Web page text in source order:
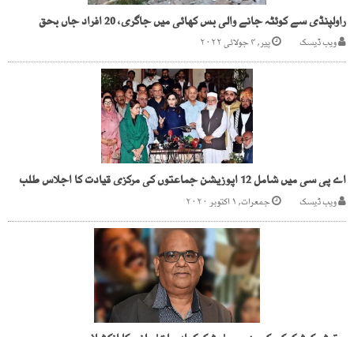
راولپنڈی سے کوئٹہ جانے والی بس کھائی میں جاگری، 20 افراد جاں بحق
ویب ڈیسک پیر, ۴ جولائی ۲۰۲۲
اے پی سی میں شامل 12 اپوزیشن جماعتوں کی مرکزی قیادت کا اجلاس طلب
ویب ڈیسک جمعرات, ۱ اکتوبر ۲۰۲۰